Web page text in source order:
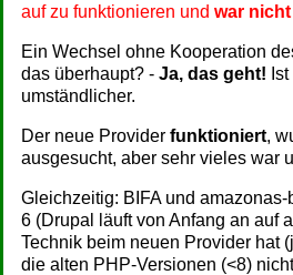
auf zu funktionieren und war
Ein Wechsel ohne Kooperation
das überhaupt? - Ja, das geht!
umständlicher.
Der neue Provider funktioniert,
ausgesucht, aber sehr vieles war
Gleichzeitig: BIFA und
6 (Drupal läuft von Anfang an auf
Technik beim neuen Provider hat
die alten PHP-Versionen (<8)